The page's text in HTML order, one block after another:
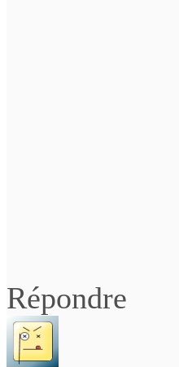
Répondre